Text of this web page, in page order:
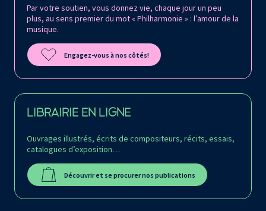
Par votre soutien, vous donnez vie, chaque jour un peu
plus, au sens premier du mot « Philharmonie » : l’amour de la
musique.
Engagez-vous à nos côtés!
LIBRAIRIE EN LIGNE
Ouvrages illustrés, écrits de compositeurs, récits, essais,
catalogues d’exposition…
Découvrir et se procurer nos publications